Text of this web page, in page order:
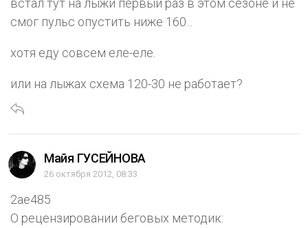
смог пульс опустить ниже 160...
хотя еду совсем еле-еле.
или на лыжах схема 120-30 не работает?
Майя ГУСЕЙНОВА
26 октября 2012, 08:33
2ae485
О рецензировании беговых методик: